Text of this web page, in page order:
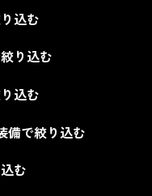
込む
り込む
込む
備で絞り込む
む